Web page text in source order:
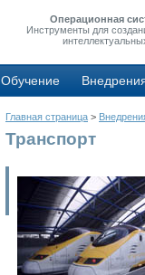
Операционная
Инструменты для
Обучение
Главная страница >
Транспорт